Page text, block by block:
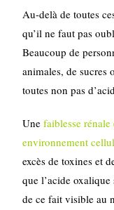
Au-delà de toutes
qu’il ne faut pas
Beaucoup de
animales, de sucres
toutes non pas
Unefaiblesse
environnement
excès de toxines et
que l’acide
de ce fait visible au